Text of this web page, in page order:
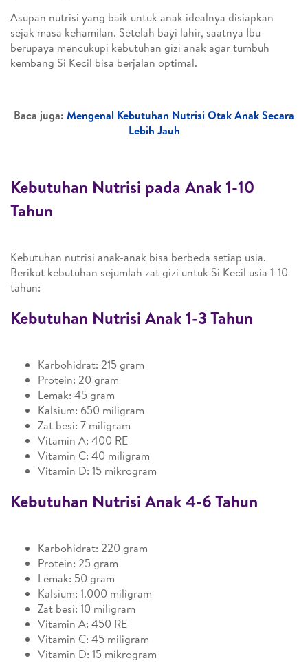
Asupan nutrisi yang baik untuk anak idealnya disiapkan
sejak masa kehamilan. Setelah bayi lahir, saatnya Ibu
berupaya mencukupi kebutuhan gizi anak agar tumbuh
kembang Si Kecil bisa berjalan optimal.
Baca juga: Mengenal Kebutuhan Nutrisi Otak Anak Secara
Lebih Jauh
Kebutuhan Nutrisi pada Anak 1-10
Tahun
Kebutuhan nutrisi anak-anak bisa berbeda setiap usia.
Berikut kebutuhan sejumlah zat gizi untuk Si Kecil usia 1-10
tahun:
Kebutuhan Nutrisi Anak 1-3 Tahun
Karbohidrat: 215 gram
Protein: 20 gram
Lemak: 45 gram
Kalsium: 650 miligram
Zat besi: 7 miligram
Vitamin A: 400 RE
Vitamin C: 40 miligram
Vitamin D: 15 mikrogram
Kebutuhan Nutrisi Anak 4-6 Tahun
Karbohidrat: 220 gram
Protein: 25 gram
Lemak: 50 gram
Kalsium: 1.000 miligram
Zat besi: 10 miligram
Vitamin A: 450 RE
Vitamin C: 45 miligram
Vitamin D: 15 mikrogram